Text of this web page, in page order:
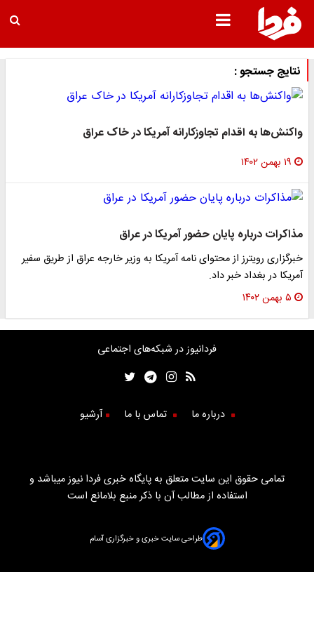
نتایج جستجو :
واکنش‌ها به اقدام تجاوزکارانه آمریکا در خاک عراق
۱۹ بهمن ۱۴۰۲
مذاکرات درباره پایان حضور آمریکا در عراق
خبرگزاری رویترز از محتوای نامه آمریکا به وزیر خارجه عراق از طریق سفیر
آمریکا در بغداد خبر داد.
۵ بهمن ۱۴۰۲
فردانیوز در شبکه‌های اجتماعی
درباره ما تماس با ما آرشیو
تمامی حقوق این سایت متعلق به پایگاه خبری فردا نیوز میباشد و
استفاده از مطالب آن با ذکر منبع بلامانع است
طراحی سایت خبری و خبرگزاری آسام